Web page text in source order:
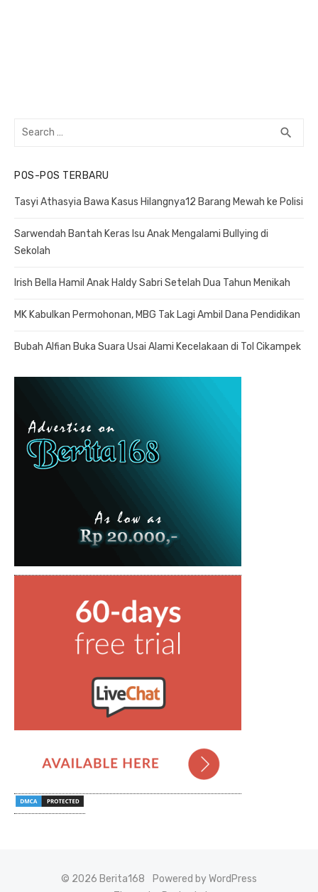
Search
search
POS-POS TERBARU
Tasyi Athasyia Bawa Kasus Hilangnya12 Barang Mewah ke Polisi
Sarwendah Bantah Keras Isu Anak Mengalami Bullying di
Sekolah
Irish Bella Hamil Anak Haldy Sabri Setelah Dua Tahun Menikah
MK Kabulkan Permohonan, MBG Tak Lagi Ambil Dana Pendidikan
Bubah Alfian Buka Suara Usai Alami Kecelakaan di Tol Cikampek
© 2026 Berita168
Powered by WordPress